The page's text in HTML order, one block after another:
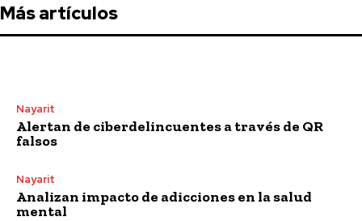
Más artículos
Nayarit
Alertan de ciberdelincuentes a través de QR
falsos
Nayarit
Analizan impacto de adicciones en la salud
mental